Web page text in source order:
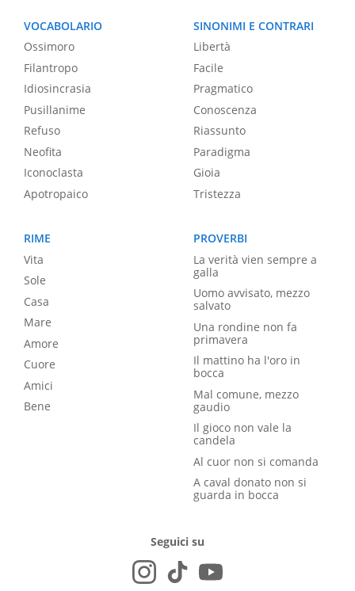
VOCABOLARIO
Ossimoro
Filantropo
Idiosincrasia
Pusillanime
Refuso
Neofita
Iconoclasta
Apotropaico
SINONIMI E CONTRARI
Libertà
Facile
Pragmatico
Conoscenza
Riassunto
Paradigma
Gioia
Tristezza
RIME
Vita
Sole
Casa
Mare
Amore
Cuore
Amici
Bene
PROVERBI
La verità vien sempre a
galla
Uomo avvisato, mezzo
salvato
Una rondine non fa
primavera
Il mattino ha l'oro in
bocca
Mal comune, mezzo
gaudio
Il gioco non vale la
candela
Al cuor non si comanda
A caval donato non si
guarda in bocca
Seguici su